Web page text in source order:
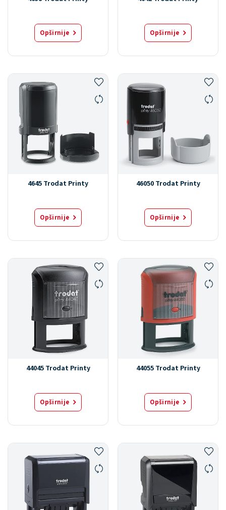
Opširnije Opširnije
4645 Trodat Printy
Opširnije
46050 Trodat Printy
Opširnije
44045 Trodat Printy
Opširnije
44055 Trodat Printy
Opširnije